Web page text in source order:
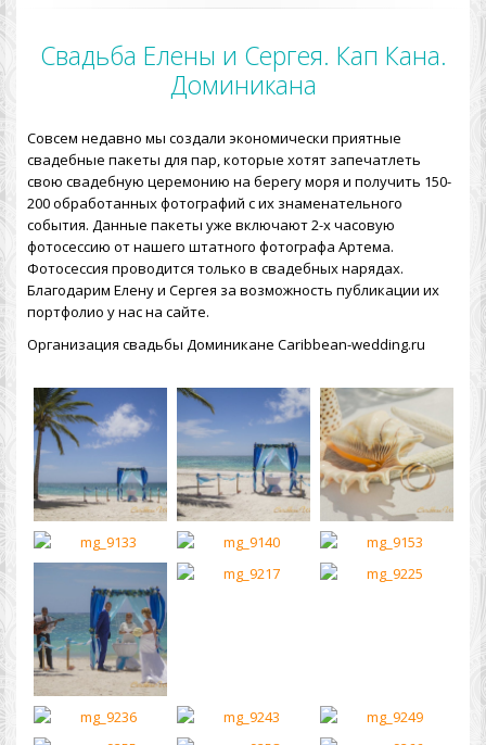
Свадьба Елены и Сергея. Кап Кана.
Доминикана
Совсем недавно мы создали экономически приятные
свадебные пакеты для пар, которые хотят запечатлеть
свою свадебную церемонию на берегу моря и получить 150-
200 обработанных фотографий с их знаменательного
события. Данные пакеты уже включают 2-х часовую
фотосессию от нашего штатного фотографа Артема.
Фотосессия проводится только в свадебных нарядах.
Благодарим Елену и Сергея за возможность публикации их
портфолио у нас на сайте.
Организация свадьбы Доминикане Caribbean-wedding.ru